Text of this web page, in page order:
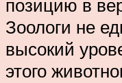
позицию в
Зоологи не
высокий
этого